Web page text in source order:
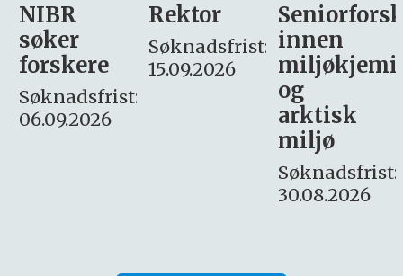
Rektor
Søknadsfrist:
15.09.2026
Seniorforsker
innen
miljøkjemi
søker
– fast
Søknadsfrist:
16. august.